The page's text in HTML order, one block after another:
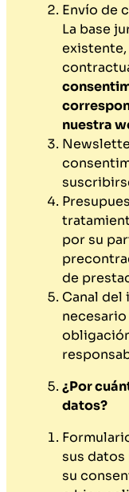
Envío de
La base
existente,
nuestra
por su
de
Canal del
¿Por
datos?
sus datos
su